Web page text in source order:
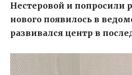
Нестеровой и попросили
нового появилось в
развивался центр в